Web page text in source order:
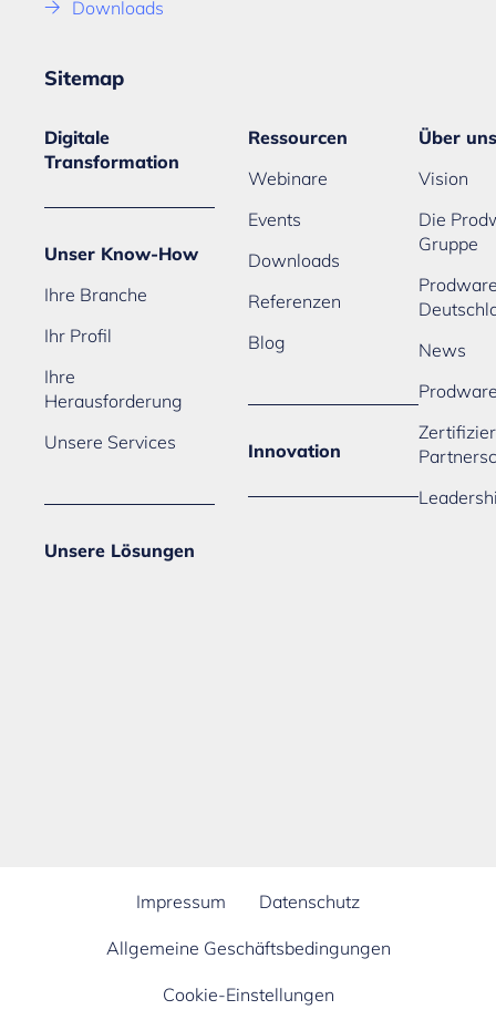
Downloads
Sitemap
Digitale
Transformation
Unser Know-How
Ihre Branche
Ihr Profil
Ihre
Herausforderung
Unsere Services
Unsere Lösungen
Ressourcen
Webinare
Events
Downloads
Referenzen
Blog
Innovation
Über uns
Vision
Die
Gruppe
News
Impressum Datenschutz
Allgemeine Geschäftsbedingungen
Cookie-Einstellungen